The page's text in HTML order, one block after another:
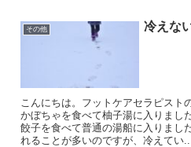
その他 冷えな
こんにちは。フットケアセラピスト
かぼちゃを食べて柚子湯に入りまし
餃子を食べて普通の湯船に入りまし
れることが多いのですが、冷えてい...